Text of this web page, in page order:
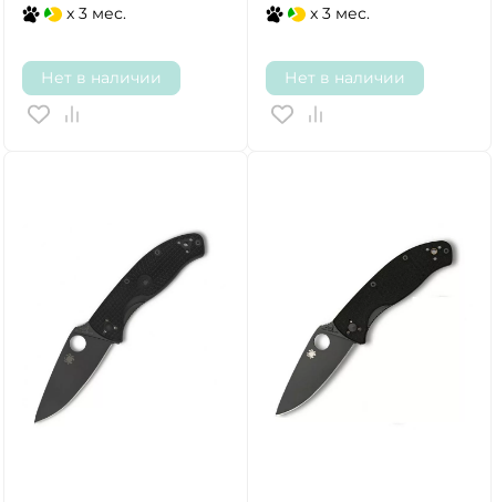
x 3 мес.
Нет в наличии
x 3 мес.
Нет в наличии